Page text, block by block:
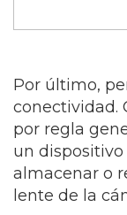
Por último,
conectividad.
por regla
un
almacenar o
lente de la